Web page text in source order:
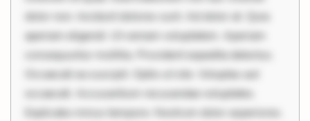
dolor non. Incidunt dolores sunt. Ad dolor at. Quia
aperiam eligendi. Ut veniam voluptatem. Aperiam
consequuntur mollitia. Provident expedita delectus.
Occaecati ea suscipit. Optio ut iste. Voluptas aut
occaecati. Accusantium recusandae voluptates.
Explicabo minus tempore. Nostrum dolor asperiores.